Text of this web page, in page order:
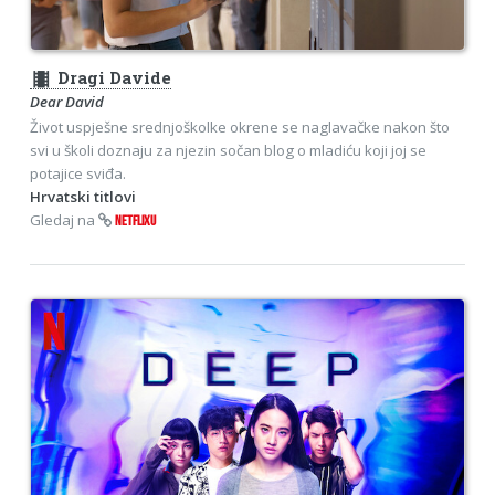
theaters Dragi Davide
Dear David
Život uspješne srednjoškolke okrene se naglavačke nakon što
svi u školi doznaju za njezin sočan blog o mladiću koji joj se
potajice sviđa.
Hrvatski titlovi
Gledaj na
NETFLIXU